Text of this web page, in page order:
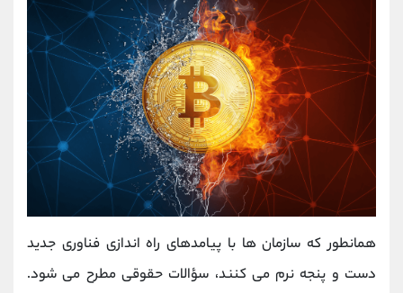
همانطور که سازمان ها با پیامدهای راه اندازی فناوری جدید
دست و پنجه نرم می کنند، سؤالات حقوقی مطرح می شود.